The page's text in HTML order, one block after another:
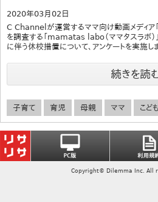
2020年03月02日
C Channelが運営するママ向け動画メディア「
を調査する「mamatas labo（ママタスラボ）
に伴う休校措置について、アンケートを実施し
続きを読
子育て 育児 母親 ママ こども
Copyright© Dilemma Inc. All